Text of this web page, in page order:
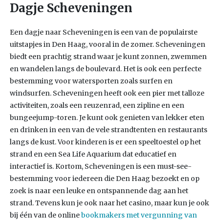
Dagje Scheveningen
Een dagje naar Scheveningen is een van de populairste
uitstapjes in Den Haag, vooral in de zomer. Scheveningen
biedt een prachtig strand waar je kunt zonnen, zwemmen
en wandelen langs de boulevard. Het is ook een perfecte
bestemming voor watersporten zoals surfen en
windsurfen. Scheveningen heeft ook een pier met talloze
activiteiten, zoals een reuzenrad, een zipline en een
bungeejump-toren. Je kunt ook genieten van lekker eten
en drinken in een van de vele strandtenten en restaurants
langs de kust. Voor kinderen is er een speeltoestel op het
strand en een Sea Life Aquarium dat educatief en
interactief is. Kortom, Scheveningen is een must-see-
bestemming voor iedereen die Den Haag bezoekt en op
zoek is naar een leuke en ontspannende dag aan het
strand. Tevens kun je ook naar het casino, maar kun je ook
bij één van de onlinebookmakers met vergunning van